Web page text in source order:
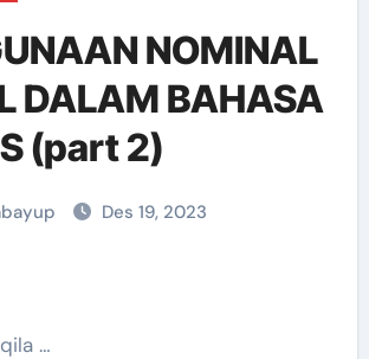
NOMINAL
DALAM BAHASA
(part 2)
Des 19, 2023
…